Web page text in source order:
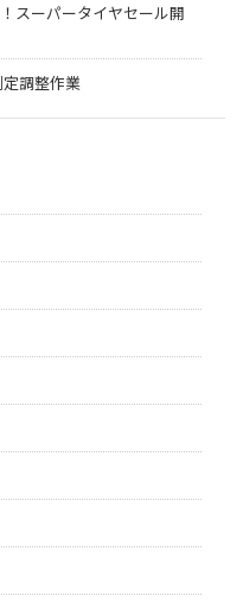
スーパータイヤセール開
調整作業